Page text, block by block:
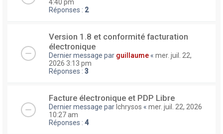
4:40 pm
Réponses : 2
Version 1.8 et conformité facturation
électronique
Dernier message par guillaume « mer. juil. 22,
2026 3:13 pm
Réponses : 3
Facture électronique et PDP Libre
Dernier message par lchrysos « mer. juil. 22, 2026
10:27 am
Réponses : 4